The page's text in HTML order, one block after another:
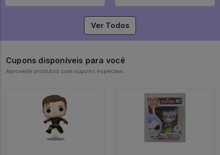
Ver Todos
Cupons disponíveis para você
Aproveite produtos com cupons especiais